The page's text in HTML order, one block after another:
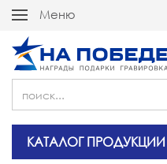
Меню
КАТАЛОГ ПРОДУКЦИИ